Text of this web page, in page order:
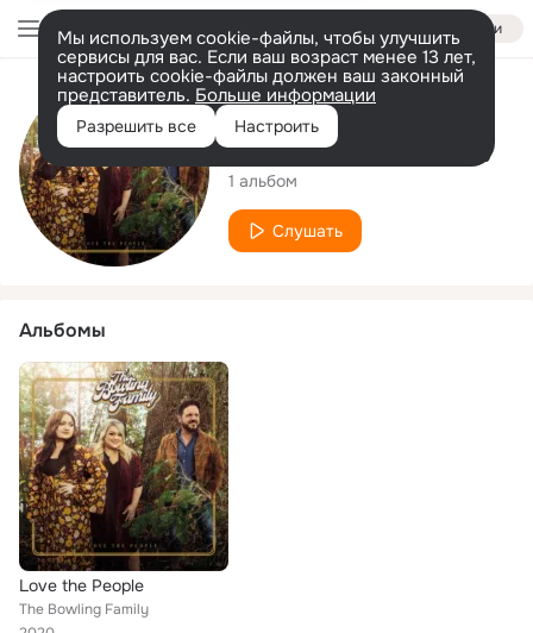
Войти
Мы используем cookie-файлы, чтобы улучшить
сервисы для вас. Если ваш возраст менее 13 лет,
настроить cookie-файлы должен ваш законный
представитель. Больше информации
Разрешить все Настроить
Исполнитель
The Bowling Family
1 альбом
Слушать
Альбомы
Love the People
The Bowling Family